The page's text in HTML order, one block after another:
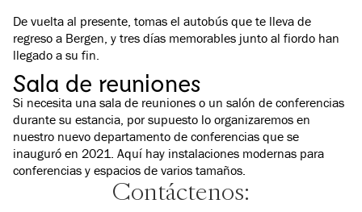
De vuelta al presente, tomas el autobús que te lleva de
regreso a Bergen, y tres días memorables junto al fiordo han
llegado a su fin.
Sala de reuniones
Si necesita una sala de reuniones o un salón de conferencias
durante su estancia, por supuesto lo organizaremos en
nuestro nuevo departamento de conferencias que se
inauguró en 2021. Aquí hay instalaciones modernas para
conferencias y espacios de varios tamaños.
Contáctenos: